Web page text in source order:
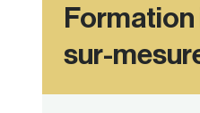
Formation
sur-